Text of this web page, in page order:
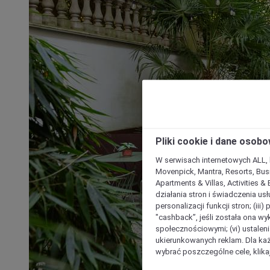
Pliki cookie i dane
W serwisach internetowych
Movenpick, Mantra, Resorts,
Apartments & Villas, Activities &
działania stron i świadczenia
personalizacji funkcji stron; (iii)
"cashback”, jeśli została ona
społecznościowymi; (vi)
ukierunkowanych reklam. Dla
wybrać poszczególne cele,